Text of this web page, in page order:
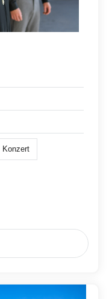
Konzert